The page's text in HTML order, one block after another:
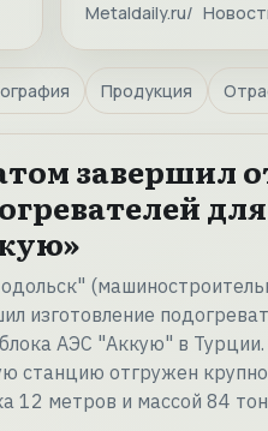
Metaldaily.ru
Продукция
завершил
изготовление
АЭС "Аккую" в
станцию отгружен
12 метров и массой 84